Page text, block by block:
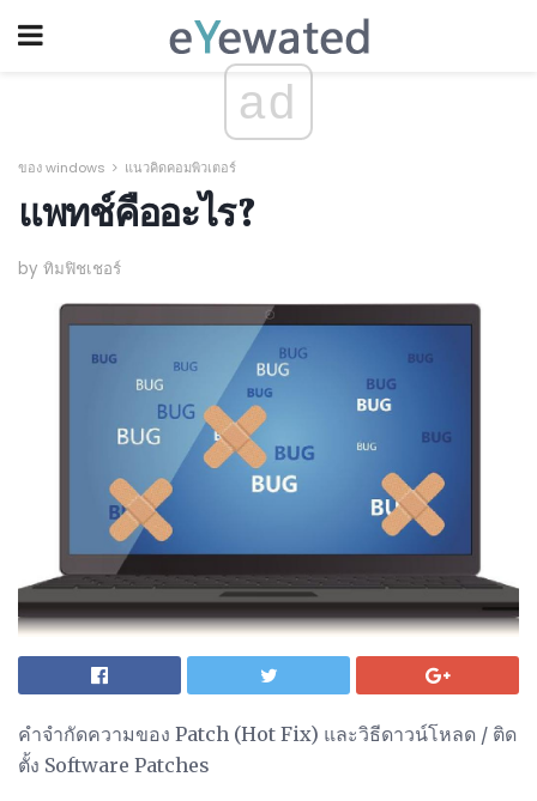
ad
ของ windows แนวคิดคอมพิวเตอร์
แพทช์คืออะไร?
by ทิมฟิชเชอร์
คำจำกัดความของ Patch (Hot Fix) และวิธีดาวน์โหลด / ติด
ตั้ง Software Patches